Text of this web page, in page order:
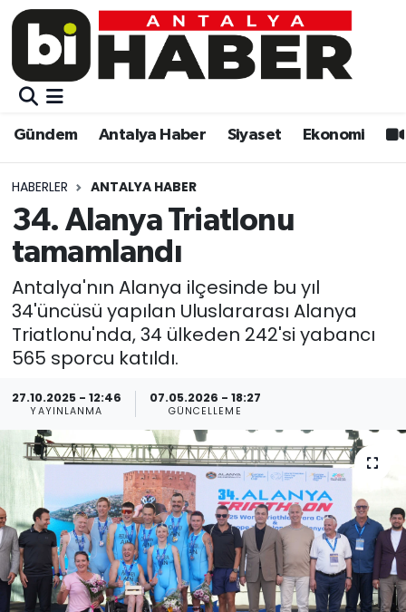
Gündem Antalya Haber Siyaset Ekonomi
HABERLER ANTALYA HABER
34. Alanya Triatlonu
tamamlandı
Antalya'nın Alanya ilçesinde bu yıl
34'üncüsü yapılan Uluslararası Alanya
Triatlonu'nda, 34 ülkeden 242'si yabancı
565 sporcu katıldı.
27.10.2025 - 12:46
YAYINLANMA
07.05.2026 - 18:27
GÜNCELLEME
Gündem
Siyaset
Ekonomi
Video
Eğitim
Kültür-sanat
Sağlık
Spor
Teknoloji
Resmi İlanlar
Gündem
Siyaset
Eğitim
Ekonomi
Kültür-sanat
Sağlık
Spor
Teknoloji
Künye
Gizlilik Sözleşmesi
Muratpaşa Nöbetçi Eczaneler
Muratpaşa Trafik Yoğunluk Haritası
Süper Lig Puan Durumu ve Fikstür
Tüm Manşetler
Son Dakika Haberleri
Haber Arşivi